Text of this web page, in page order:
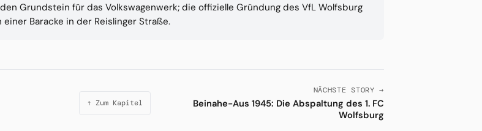
Grundstein für das Volkswagenwerk; die offizielle Gründung des VfL Wolfsburg
Baracke in der Reislinger Straße.
↑ Zum Kapitel
NÄCHSTE STORY →
Beinahe-Aus 1945: Die Abspaltung des 1. FC
Wolfsburg